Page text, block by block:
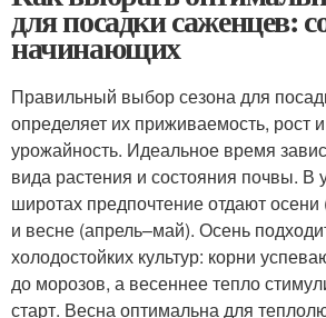
для посадки саженцев:
начинающих
Правильный выбор сезона для
определяет их приживаемость, рост
урожайность. Идеальное время
вида растения и состояния почвы. В
широтах предпочтение отдают осени
и весне (апрель–май). Осень
холодостойких культур: корни
до морозов, а весеннее тепло
старт. Весна оптимальна для